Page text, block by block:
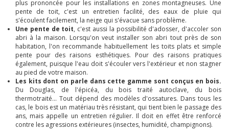
plus prononcée pour les installations en zones montagneuses. Une
pente de toit, c'est un entretien facilité, des eaux de pluie qui
s'écoulent facilement, la neige qui s'évacue sans problème.
Une pente de toit, c'est aussi la possibilité d'adosser, d'accoler son
abri à la maison. Lorsqu'on veut installer son abri tout près de son
habitation, l'on recommande habituellement les toits plats et simple
pente pour des raisons esthétiques. Pour des raisons pratiques
également, puisque l'eau doit s'écouler vers l'extérieur et non stagner
au pied de votre maison.
Les kits dont on parle dans cette gamme sont conçus en bois.
Du Douglas, de l'épicéa, du bois traité autoclave, du bois
thermotraité... Tout dépend des modèles d'ossatures. Dans tous les
cas, le bois est un matériau très résistant, qui tient bien le passage des
ans, mais appelle un entretien régulier. Il doit en effet être renforcé
contre les agressions extérieures (insectes, humidité, champignons).